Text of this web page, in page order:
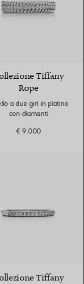
Tiffany
Rope
a due giri in platino
con diamanti
€ 9.000
Tiffany